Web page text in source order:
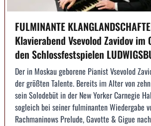
FULMINANTE
Klavierabend Vsevolod Zavidov im
den Schlossfestspielen
Der in Moskau geborene Pianist Vsevolod
der größten Talente. Bereits im Alter von
sein Solodebüt in der New Yorker Carnegie
sogleich bei seiner fulminanten Wiedergabe
Rachmaninows Prelude, Gavotte & Gigue